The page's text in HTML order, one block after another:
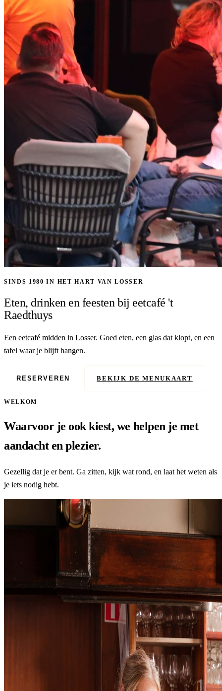
SINDS 1980 IN HET HART VAN LOSSER
Eten, drinken en feesten bij eetcafé 't
Raedthuys
Een eetcafé midden in Losser. Goed eten, een glas dat klopt, en een
tafel waar je blijft hangen.
RESERVEREN BEKIJK DE MENUKAART
WELKOM
Waarvoor je ook kiest, we helpen je met
aandacht en plezier.
Gezellig dat je er bent. Ga zitten, kijk wat rond, en laat het weten als
je iets nodig hebt.